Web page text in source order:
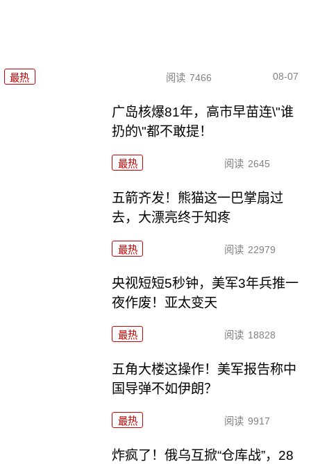
最热 阅读 7466 08-07
广岛核爆81年，高市早苗连\"谁
扔的\"都不敢提！
最热 阅读 2645
五箭齐发！熊猫这一巴掌扇过
去，大漂亮终于知疼
最热 阅读 22979
央视短短5秒钟，美军3年兵推一
夜作废！亚太变天
最热 阅读 18828
五角大楼这操作！美军报告称中
国导弹不如伊朗？
最热 阅读 9917
炸疯了！俄乌互掀“仓库战”，28